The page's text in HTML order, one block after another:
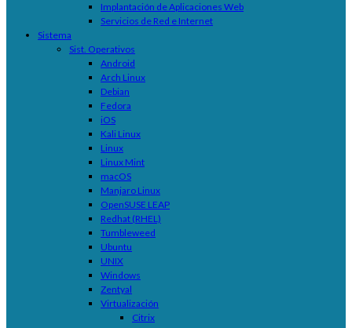
Implantación de Aplicaciones Web
Servicios de Red e Internet
Sistema
Sist. Operativos
Android
Arch Linux
Debian
Fedora
iOS
Kali Linux
Linux
Linux Mint
macOS
Manjaro Linux
OpenSUSE LEAP
Redhat (RHEL)
Tumbleweed
Ubuntu
UNIX
Windows
Zentyal
Virtualización
Citrix